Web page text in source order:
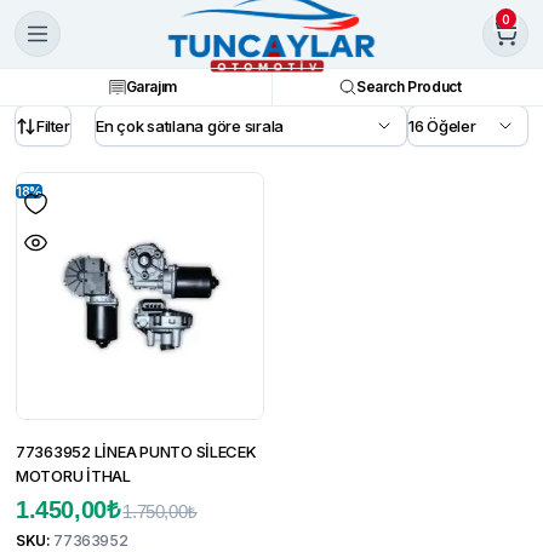
0
Garajım Search Product
Filter
18%
77363952 LİNEA PUNTO SİLECEK
MOTORU İTHAL
1.750,00₺
1.450,00₺
SKU: 77363952